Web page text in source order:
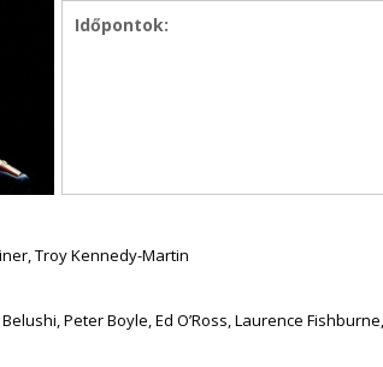
Időpontok:
Troy Kennedy-Martin
Peter Boyle, Ed O’Ross, Laurence